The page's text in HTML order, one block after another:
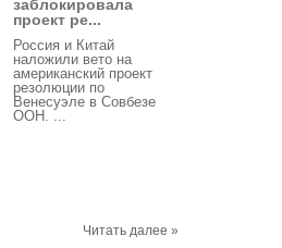
заблокировала
проект ре...
Россия и Китай
наложили вето на
американский проект
резолюции по
Венесуэле в Совбезе
ООН. ...
Читать далее »